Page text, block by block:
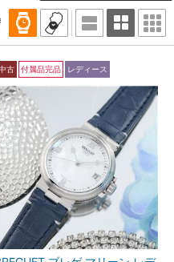
古 付属品完品 レディース